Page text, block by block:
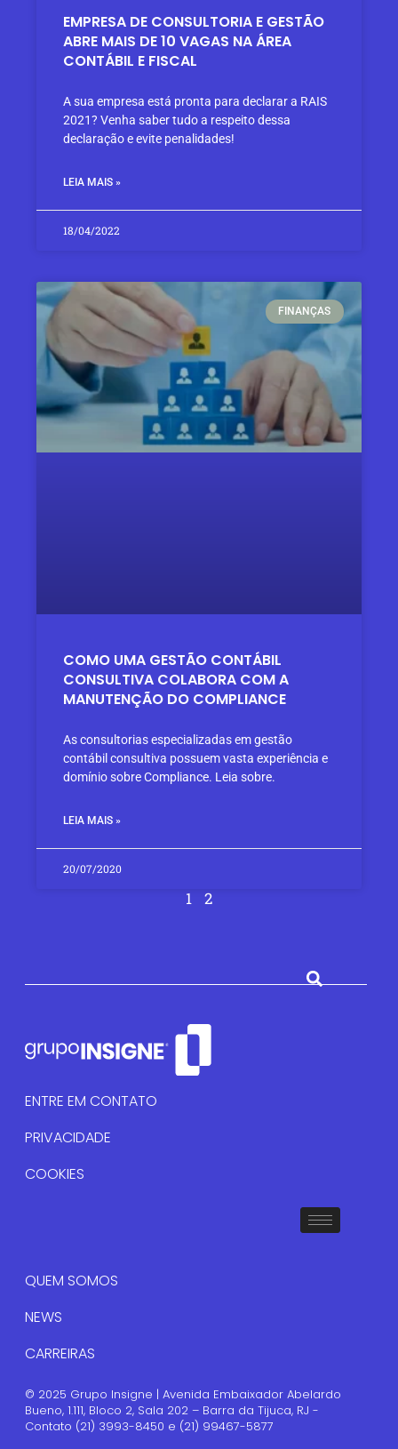
EMPRESA DE CONSULTORIA E GESTÃO
ABRE MAIS DE 10 VAGAS NA ÁREA
CONTÁBIL E FISCAL
A sua empresa está pronta para declarar a RAIS
2021? Venha saber tudo a respeito dessa
declaração e evite penalidades!
LEIA MAIS »
18/04/2022
FINANÇAS​
COMO UMA GESTÃO CONTÁBIL
CONSULTIVA COLABORA COM A
MANUTENÇÃO DO COMPLIANCE
As consultorias especializadas em gestão
contábil consultiva possuem vasta experiência e
domínio sobre Compliance. Leia sobre.
LEIA MAIS »
20/07/2020
1 2
ENTRE EM CONTATO
PRIVACIDADE
COOKIES
QUEM SOMOS
NEWS
CARREIRAS
© 2025 Grupo Insigne | Avenida Embaixador Abelardo
Bueno, 1.111, Bloco 2, Sala 202 – Barra da Tijuca, RJ -
Contato (21) 3993-8450 e (21) 99467-5877